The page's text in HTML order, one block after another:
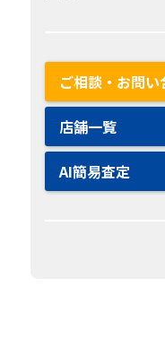
ご相談・お問い
店舗一覧
AI簡易査定